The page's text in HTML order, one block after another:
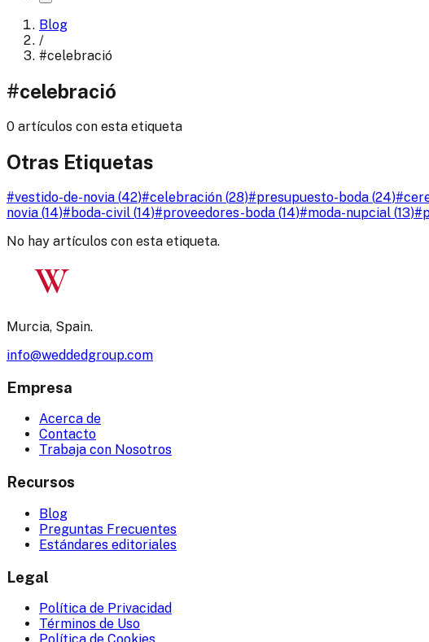
Blog
/
#celebració
#celebració
0 artículos con esta etiqueta
Otras Etiquetas
#vestido-de-novia (42)#celebración (28)#presupuesto-boda (24)#
novia (14)#boda-civil (14)#proveedores-boda (14)#moda-nupcial (13)#
No hay artículos con esta etiqueta.
W
Murcia, Spain.
info@weddedgroup.com
Empresa
Acerca de
Contacto
Trabaja con Nosotros
Recursos
Blog
Preguntas Frecuentes
Estándares editoriales
Legal
Política de Privacidad
Términos de Uso